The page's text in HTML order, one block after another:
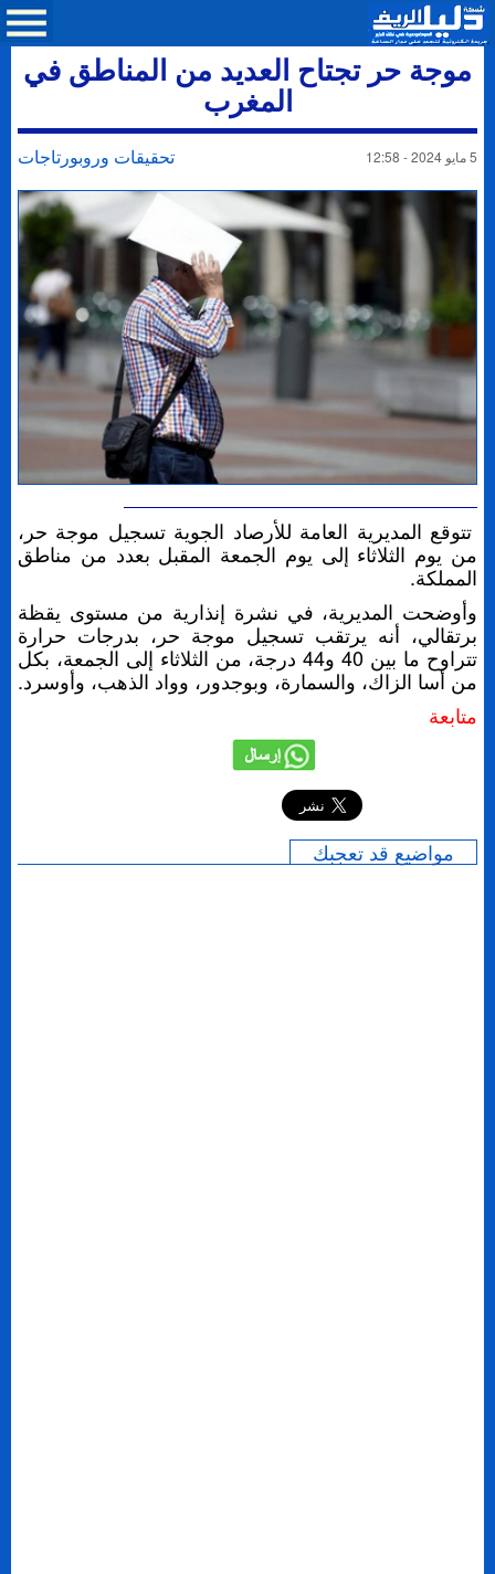
موجة حر تجتاح العديد من المناطق في
المغرب
تحقيقات وروبورتاجات 5 مايو 2024 - 12:58
تتوقع المديرية العامة للأرصاد الجوية تسجيل موجة حر،
من يوم الثلاثاء إلى يوم الجمعة المقبل بعدد من مناطق
المملكة.
وأوضحت المديرية، في نشرة إنذارية من مستوى يقظة
برتقالي، أنه يرتقب تسجيل موجة حر، بدرجات حرارة
تتراوح ما بين 40 و44 درجة، من الثلاثاء إلى الجمعة، بكل
من أسا الزاك، والسمارة، وبوجدور، وواد الذهب، وأوسرد.
متابعة
مواضيع قد تعجبك